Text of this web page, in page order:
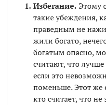
Избегание. Этому
такие убеждения,
праведным не
жили богато,
богатым опасно,
считают, что лучше
если это
поменьше. Этот же
кто считает, что не